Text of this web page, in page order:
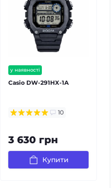
у наявності
безкоштовна доставка
Casio DW-291HX-1A
10
3 630 грн
Купити